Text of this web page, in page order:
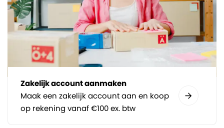
Zakelijk account aanmaken
Maak een zakelijk account aan en koop
op rekening vanaf €100 ex. btw